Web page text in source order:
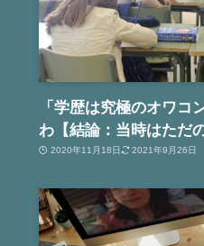
「学歴は究極のオワコ
わ【結論：当時はただ
2020年11月18日 2021年9月26日